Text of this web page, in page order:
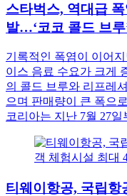
스타벅스, 역대급
발…‘코코 콜드 브루
기록적인 폭염이 이어
이스 음료 수요가 크게
의 콜드 브루와 리프레
으며 판매량이 큰 폭으
코리아는 지난 7월 27일
티웨이항공, 국립